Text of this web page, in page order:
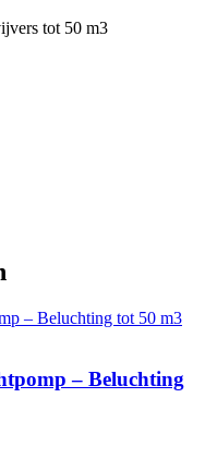
tot 50 m3
– Beluchting